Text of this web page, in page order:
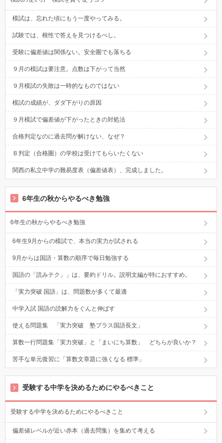
模試は、忘れた頃にもう一度やってみる。
試験では、根性で答えを見つけるべし。
受験に偏差値は関係ない。安全圏でも落ちる
９月の模試は要注意。点数は下がって当然
９月模試の失敗は一時的なものではない
模試の成績が、ダダ下がりの原因
９月模試で偏差値が下がったときの対処法
合格判定なのに過去問が解けない、なぜ？
Ｂ判定（合格圏）の学校は受けてもらいたくない
関西の私立中学の難易度表（偏差値表）、完成しました。
6年生の秋からやるべき勉強
6年生の秋からやるべき勉強
6年生9月からの模試で、本当の実力が試される
9月からは国語・算数の順序で毎日勉強する
国語の「読みテク」」は、要約ドリル。説明文編が特におすすめ。
「実力突破 国語」は、問題数が多くて最適
中学入試 国語の読解力をぐんと伸ばす
使える問題集 「実力突破 塾プラス国語長文」
算数一行問題集「実力突破」と「まいにち算数」 どちらが良いか？
苦手な単元復習に「算数文章題に強くなる 標準」
受験する中学を決めるためにやるべきこと
受験する中学を決めるためにやるべきこと
偏差値レベルが近い赤本（過去問集）を集めて考える